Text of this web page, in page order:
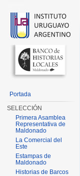
Portada
SELECCIÓN
Primera Asamblea
Representativa de
Maldonado
La Comercial del
Este
Estampas de
Maldonado
Historias de Barcos